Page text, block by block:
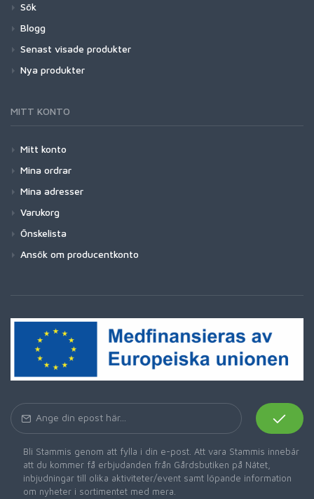
Sök
Blogg
Senast visade produkter
Nya produkter
MITT KONTO
Mitt konto
Mina ordrar
Mina adresser
Varukorg
Önskelista
Ansök om producentkonto
Bli Stammis genom att fylla i din e-post. Att vara Stammis innebär
att du kommer få erbjudanden från Gårdsbutiken på Nätet,
inbjudningar till olika aktiviteter/event samt löpande information
om nyheter i sortimentet med mera.